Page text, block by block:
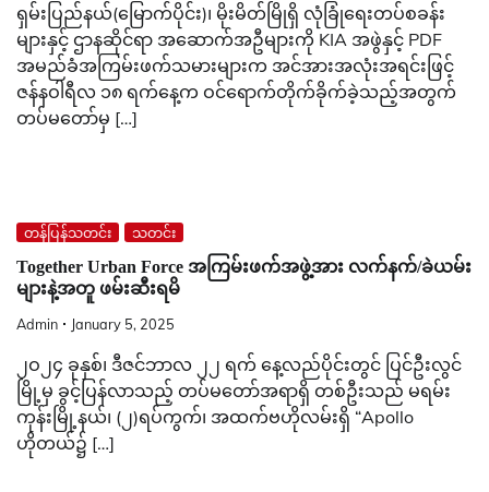
ရှမ်းပြည်နယ်(မြောက်ပိုင်း)၊ မိုးမိတ်မြိုရှိ လုံခြုံရေးတပ်စခန်း
များနှင့် ဌာနဆိုင်ရာ အဆောက်အဦများကို KIA အဖွဲနှင့် PDF
အမည်ခံအကြမ်းဖက်သမားများက အင်အားအလုံးအရင်းဖြင့်
ဇန်နဝါရီလ ၁၈ ရက်နေ့က ဝင်ရောက်တိုက်ခိုက်ခဲ့သည့်အတွက်
တပ်မတော်မှ […]
တန်ပြန်သတင်း သတင်း
Together Urban Force အကြမ်းဖက်အဖွဲ့အား လက်နက်/ခဲယမ်း
များနဲ့အတူ ဖမ်းဆီးရမိ
Admin January 5, 2025
၂ဝ၂၄ ခုနှစ်၊ ဒီဇင်ဘာလ ၂၂ ရက် နေ့လည်ပိုင်းတွင် ပြင်ဦးလွင်
မြို့မှ ခွင့်ပြန်လာသည့် တပ်မတော်အရာရှိ တစ်ဦးသည် မရမ်း
ကုန်းမြို့နယ်၊ (၂)ရပ်ကွက်၊ အထက်ဗဟိုလမ်းရှိ “Apollo
ဟိုတယ်၌ […]